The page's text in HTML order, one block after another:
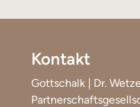
Kontakt
Gottschalk | Dr.